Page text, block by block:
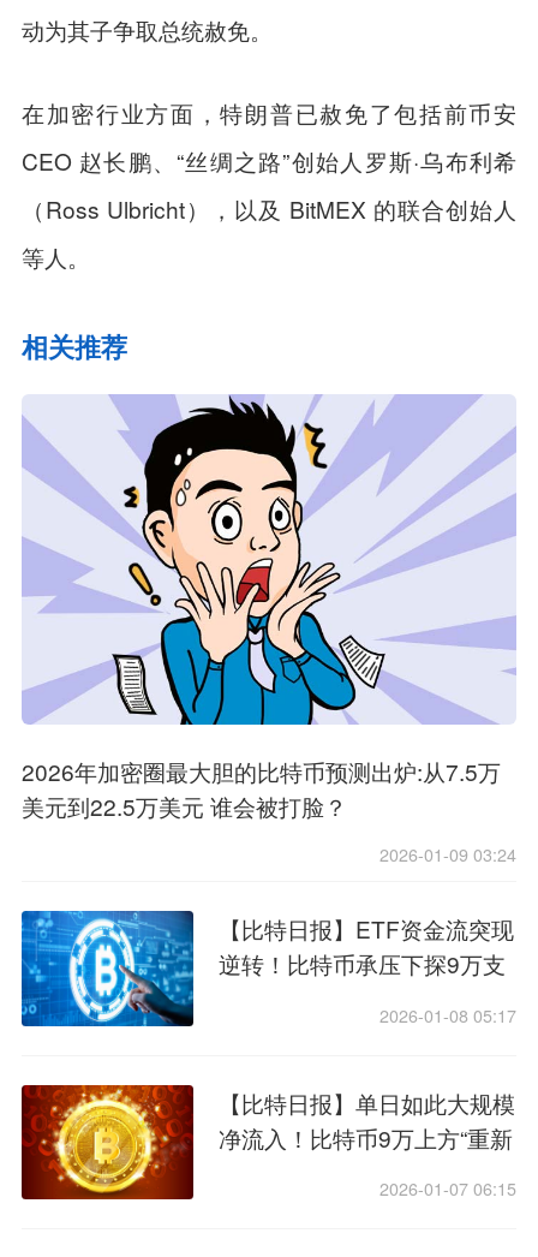
动为其子争取总统赦免。
在加密行业方面，特朗普已赦免了包括前币安
CEO 赵长鹏、“丝绸之路”创始人罗斯·乌布利希
（Ross Ulbricht），以及 BitMEX 的联合创始人
等人。
相关推荐
2026年加密圈最大胆的比特币预测出炉:从7.5万
美元到22.5万美元 谁会被打脸？
2026-01-09 03:24
【比特日报】ETF资金流突现
逆转！比特币承压下探9万支
2026-01-08 05:17
【比特日报】单日如此大规模
净流入！比特币9万上方“重新
2026-01-07 06:15